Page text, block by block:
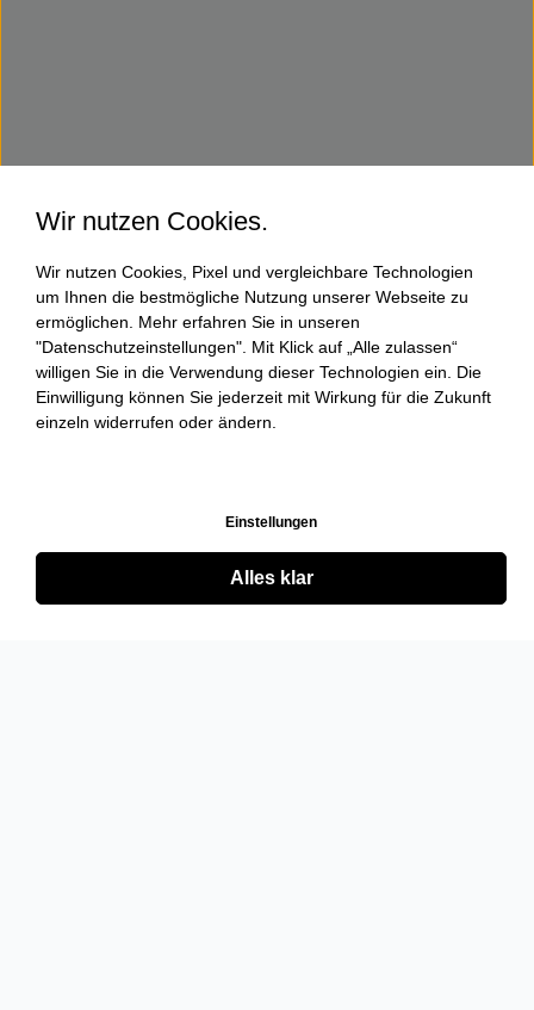
Wir nutzen Cookies.
Wir nutzen Cookies, Pixel und vergleichbare Technologien
um Ihnen die bestmögliche Nutzung unserer Webseite zu
ermöglichen. Mehr erfahren Sie in unseren
"Datenschutzeinstellungen". Mit Klick auf „Alle zulassen“
willigen Sie in die Verwendung dieser Technologien ein. Die
Einwilligung können Sie jederzeit mit Wirkung für die Zukunft
einzeln widerrufen oder ändern.
Einstellungen
Alles klar